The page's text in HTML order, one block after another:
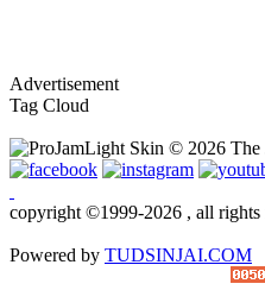
Re: วินาที Stang
25/11/18 08:21:12
วินาที
คำร้อง/ทำนอง :
Advertisement
Tag Cloud
copyright ©1999-2026 , all rights
Powered by TUDSINJAI.COM